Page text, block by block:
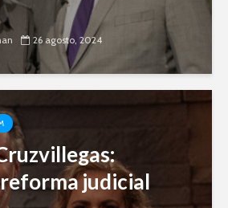
26 agosto, 2024
judicial